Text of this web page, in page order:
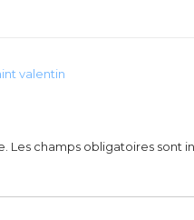
valentin
Les champs obligatoires sont